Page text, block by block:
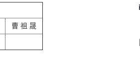
曹 祖 晟